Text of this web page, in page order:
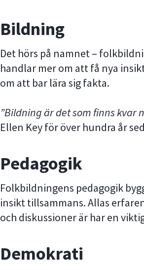
Bildning
Det hörs på namnet –
handlar mer om att få nya
om att bar lära sig fakta.
”Bildning är det som finns kvar
Ellen Key för över hundra år
Pedagogik
Folkbildningens pedagogik
insikt tillsammans. Allas
och diskussioner är har en
Demokrati